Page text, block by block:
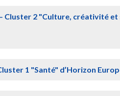
Cluster 2 "Culture, créativité
1 "Santé" d’Horizon